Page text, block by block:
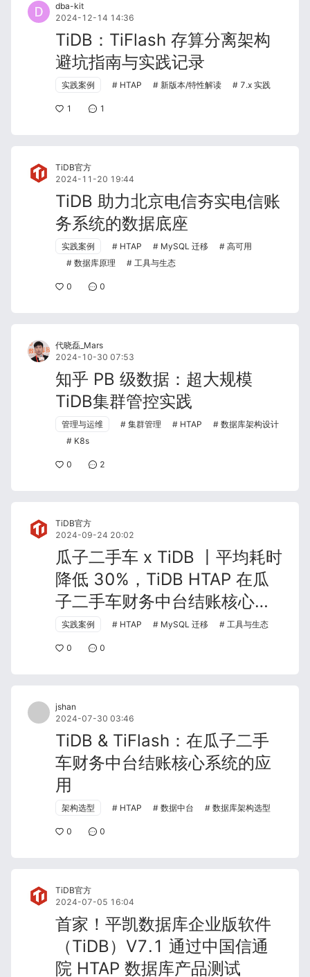
dba-kit
2024-12-14 14:36
TiDB：TiFlash 存算分离架构
避坑指南与实践记录
实践案例 HTAP 新版本/特性解读 7.x 实践
1 1
TiDB官方
2024-11-20 19:44
TiDB 助力北京电信夯实电信账
务系统的数据底座
实践案例 HTAP MySQL 迁移
高可用
数据库原理
工具与生态
0 0
代晓磊_Mars
2024-10-30 07:53
知乎 PB 级数据：超大规模
TiDB集群管控实践
管理与运维 集群管理 HTAP
数据库架构设计
K8s
0 2
TiDB官方
2024-09-24 20:02
瓜子二手车 x TiDB 丨平均耗时
降低 30%，TiDB HTAP 在瓜
子二手车财务中台结账核心系
统的深度实践
实践案例 HTAP MySQL 迁移 工具与生态
0 0
jshan
2024-07-30 03:46
TiDB & TiFlash：在瓜子二手
车财务中台结账核心系统的应
用
架构选型 HTAP 数据中台 数据库架构选型
0 0
TiDB官方
2024-07-05 16:04
首家！平凯数据库企业版软件
（TiDB）V7.1 通过中国信通
院 HTAP 数据库产品测试